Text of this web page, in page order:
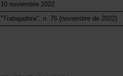
10 noviembre 2022
"Trabajadora", n. 76 (noviembre de 2022)